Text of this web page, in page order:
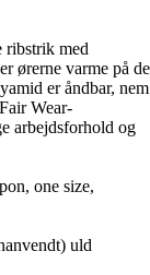
ribstrik med
ørerne varme på de
er åndbar, nem
Wear-
arbejdsforhold og
one size,
uld